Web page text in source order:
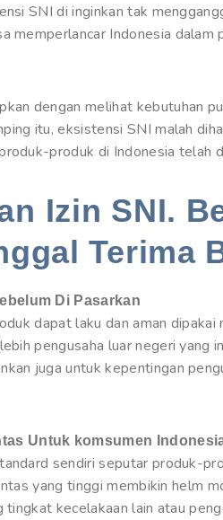
SNI di inginkan tak
memperlancar Indonesia dalam
dengan melihat kebutuhan
itu, eksistensi SNI malah
produk di Indonesia telah
Izin SNI.
Terima
Di Pasarkan
dapat laku dan aman
pengusaha luar negeri yang
juga untuk kepentingan
Untuk komsumen
sendiri seputar produk-
yang tinggi membikin helm
kecelakaan lain atau